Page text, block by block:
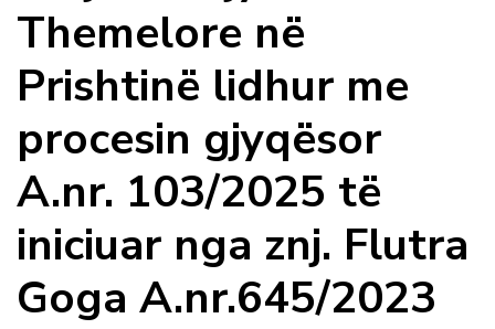
Themelore në
Prishtinë lidhur me
procesin gjyqësor
A.nr. 103/2025 të
iniciuar nga znj. Flutra
Goga A.nr.645/2023